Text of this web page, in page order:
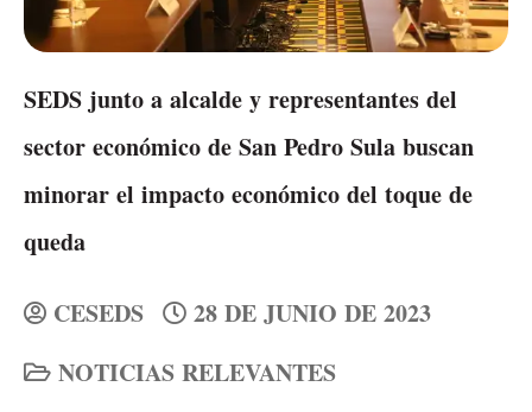
SEDS junto a alcalde y representantes del
sector económico de San Pedro Sula buscan
minorar el impacto económico del toque de
queda
CESEDS
28 DE JUNIO DE 2023
NOTICIAS RELEVANTES